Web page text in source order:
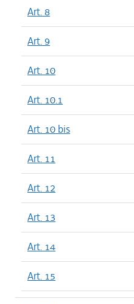
Art. 8
Art. 9
Art. 10
Art. 10.1
Art. 10 bis
Art. 11
Art. 12
Art. 13
Art. 14
Art. 15